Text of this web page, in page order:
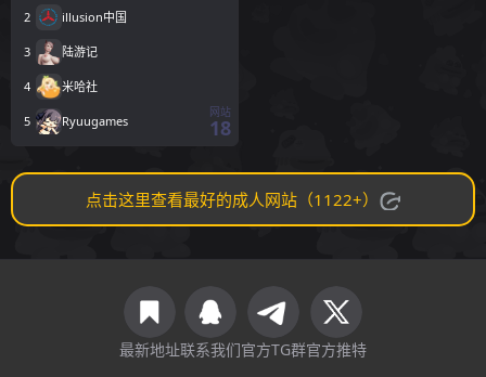
2 illusion中国
3 陆游记
4 米哈社
5 Ryuugames
网站
18
点击这里查看最好的成人网站（1122+）
最新地址联系我们官方TG群官方推特